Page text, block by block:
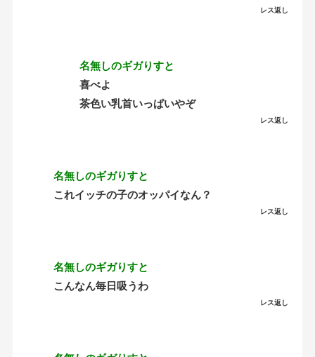
レス返し
名無しのギガりすと
喜べよ
茶色い乳首いっぱいやぞ
レス返し
名無しのギガりすと
これイッチの子のオッパイなん？
レス返し
名無しのギガりすと
こんなん毎日吸うわ
レス返し